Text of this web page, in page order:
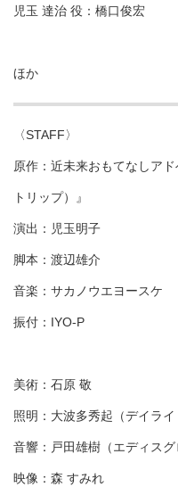
児玉 達治 役：橋口俊宏
ほか
〈STAFF〉
原作：近未来おもてなしア
トリップ）』
演出：児玉明子
脚本：渡辺雄介
音楽：サカノウエヨースケ
振付：IYO-P
美術：石原 敬
照明：大波多秀起（デイライ
音響：戸田雄樹（エディスグ
映像：森 すみれ